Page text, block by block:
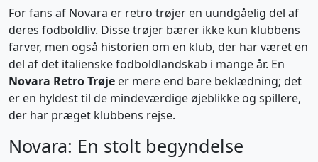
For fans af Novara er retro trøjer en uundgåelig del af
deres fodboldliv. Disse trøjer bærer ikke kun klubbens
farver, men også historien om en klub, der har været en
del af det italienske fodboldlandskab i mange år. En
Novara Retro Trøje er mere end bare beklædning; det
er en hyldest til de mindeværdige øjeblikke og spillere,
der har præget klubbens rejse.
Novara: En stolt begyndelse